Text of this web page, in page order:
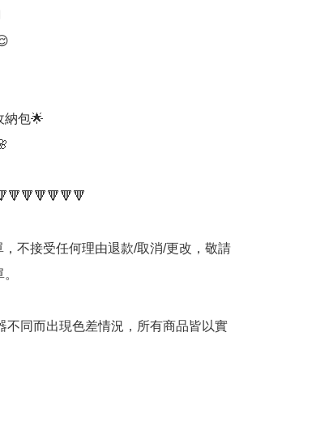
納包🌟
不接受任何理由退款/取消/更改，敬請
同而出現色差情況，所有商品皆以實